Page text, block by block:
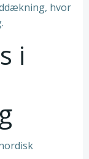
hvor
i